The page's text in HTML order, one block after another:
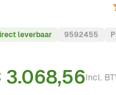
leverbaar 9592455
Incl.
3.068,56